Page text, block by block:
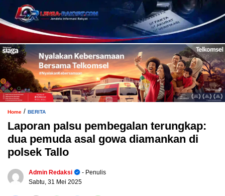
Home / BERITA
Laporan palsu pembegalan terungkap:
dua pemuda asal gowa diamankan di
polsek Tallo
Admin Redaksi
- Penulis
Sabtu, 31 Mei 2025